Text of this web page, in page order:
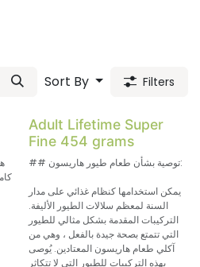
Sort By Filters
Adult Lifetime Super
Fine 454 grams
## توصية بشأن طعام طيور هاريسون:
يمكن استخدامها كنظام غذائي على مدار
السنة لمعظم سلالات الطيور الأليفة.
التركيبات المقدمة بشكل مثالي للطيور
التي تتمتع بصحة جيدة بالفعل ، وهي من
آكلي طعام هاريسون المعتادين. يُوصى
بهذه التركيبات للطيور التي لا تتكاثر